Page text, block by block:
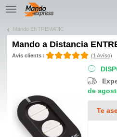
TE
navigation
Mando ENTREMATIC
Mando a Distancia
Avis clients : (1 Avíso)
de
Te
¡Permítenos presentarte nuestras cookies!